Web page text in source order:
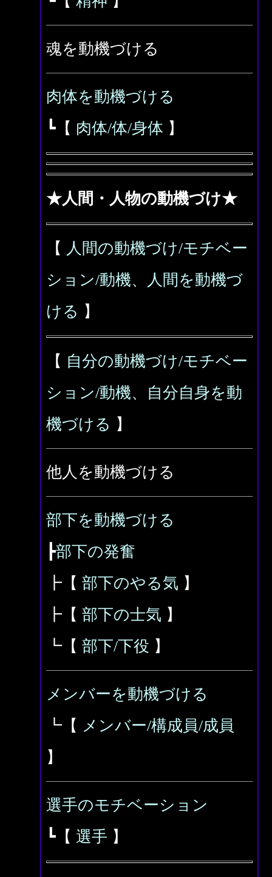
魂を動機づける
肉体を動機づける
┗【 肉体/体/身体 】
★人間・人物の動機づけ★
【 人間の動機づけ/モチベー
ション/動機、人間を動機づ
ける 】
【 自分の動機づけ/モチベー
ション/動機、自分自身を動
機づける 】
他人を動機づける
部下を動機づける
┣部下の発奮
┣【 部下のやる気 】
┣【 部下の士気 】
┗【 部下/下役 】
メンバーを動機づける
┗【 メンバー/構成員/成員
】
選手のモチベーション
┗【 選手 】